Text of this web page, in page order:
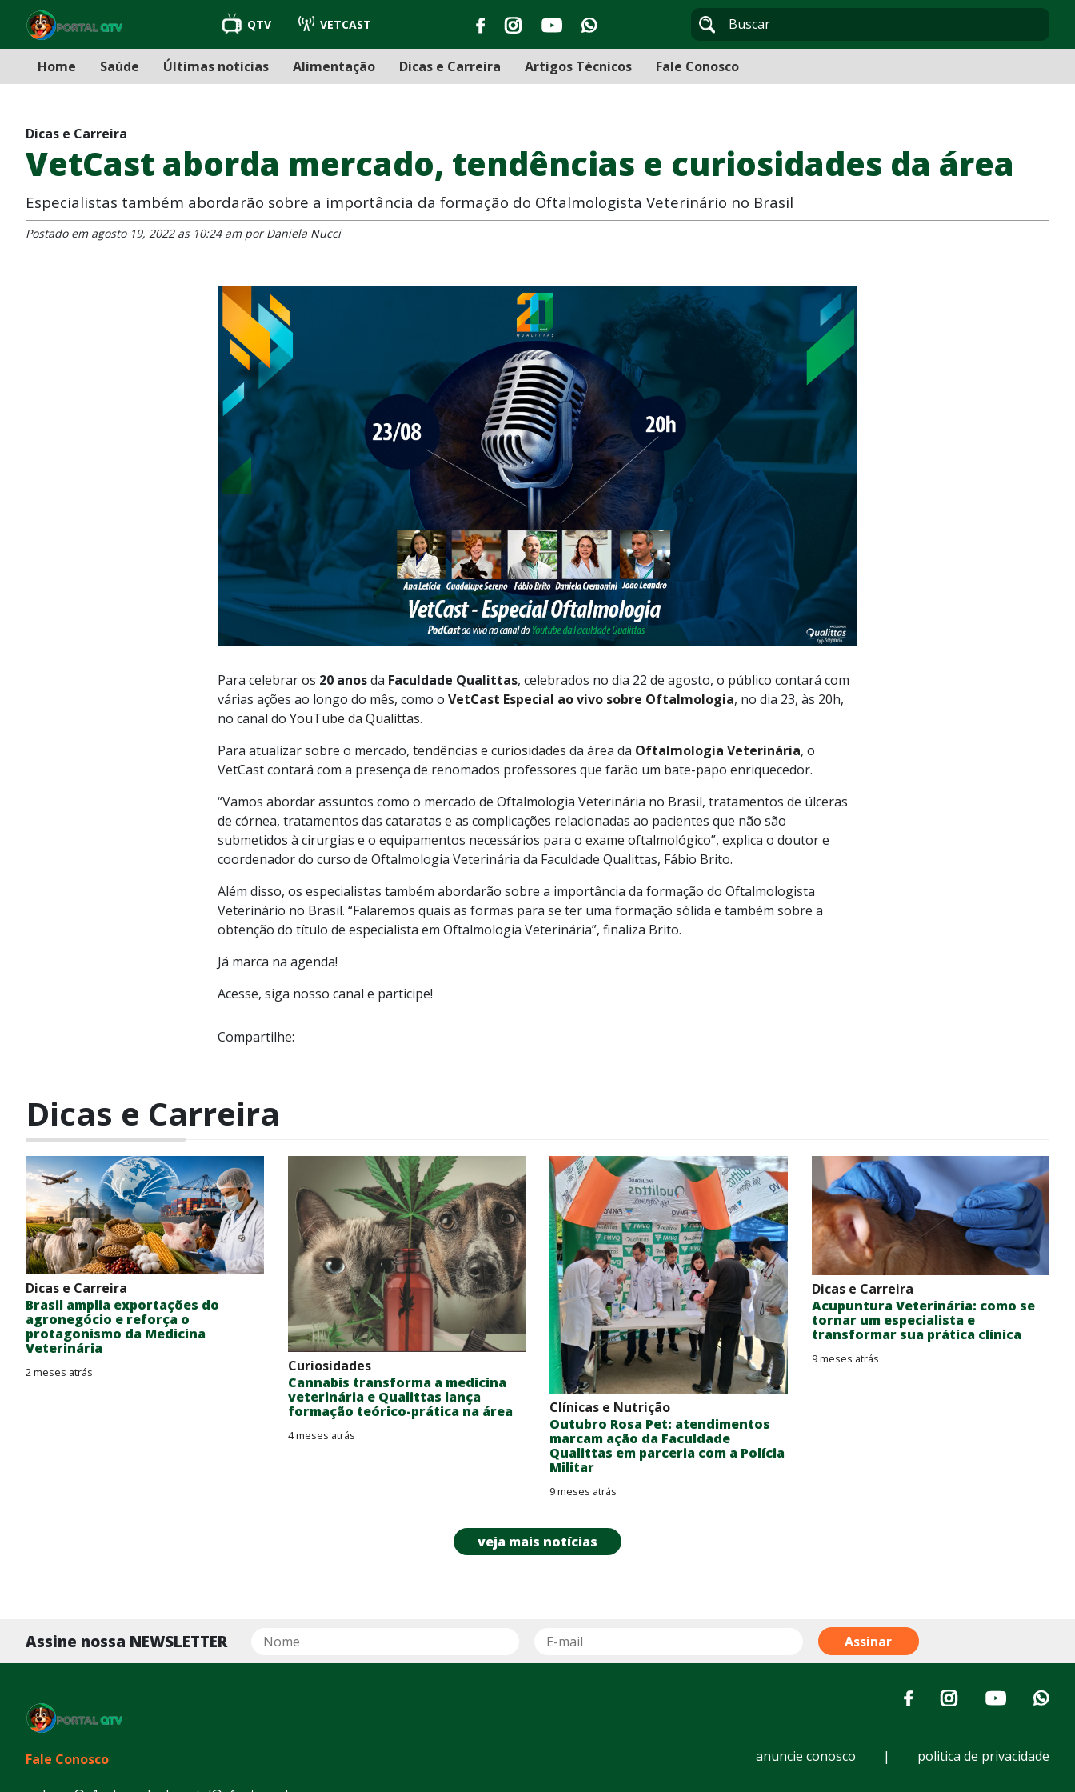
QTV VETCAST
Home Saúde Últimas notícias Alimentação Dicas e Carreira Artigos Técnicos Fale Conosco
Dicas e Carreira
VetCast aborda mercado, tendências e curiosidades da área
Especialistas também abordarão sobre a importância da formação do Oftalmologista Veterinário no Brasil
Postado em agosto 19, 2022 as 10:24 am por Daniela Nucci
Para celebrar os 20 anosda Faculdade Qualittas, celebrados no dia 22 de agosto, o público contará com
várias ações ao longo do mês, como o VetCast Especial ao vivo sobre Oftalmologia, no dia 23, às 20h,
no canal do YouTube da Qualittas.
Para atualizar sobre o mercado, tendências e curiosidades da área da Oftalmologia Veterinária, o
VetCast contará com a presença de renomados professores que farão um bate-papo enriquecedor.
“Vamos abordar assuntos como o mercado de Oftalmologia Veterinária no Brasil, tratamentos de úlceras
de córnea, tratamentos das cataratas e as complicações relacionadas ao pacientes que não são
submetidos à cirurgias e o equipamentos necessários para o exame oftalmológico”, explica o doutor e
coordenador do curso de Oftalmologia Veterinária da Faculdade Qualittas, Fábio Brito.
Além disso, os especialistas também abordarão sobre a importância da formação do Oftalmologista
Veterinário no Brasil. “Falaremos quais as formas para se ter uma formação sólida e também sobre a
obtenção do título de especialista em Oftalmologia Veterinária”, finaliza Brito.
Já marca na agenda!
Acesse, siga nosso canal e participe!
Compartilhe:
Dicas e Carreira
Dicas e Carreira
Brasil amplia exportações do
agronegócio e reforça o
protagonismo da Medicina
Veterinária
2 meses atrás
Curiosidades
Cannabis transforma a medicina
veterinária e Qualittas lança
formação teórico-prática na área
4 meses atrás
Clínicas e Nutrição
Outubro Rosa Pet: atendimentos
marcam ação da Faculdade
Qualittas em parceria com a Polícia
Militar
9 meses atrás
Dicas e Carreira
Acupuntura Veterinária: como se
tornar um especialista e
transformar sua prática clínica
9 meses atrás
veja mais notícias
Assine nossa NEWSLETTER
Fale Conosco
anuncie conosco | politica de privacidade